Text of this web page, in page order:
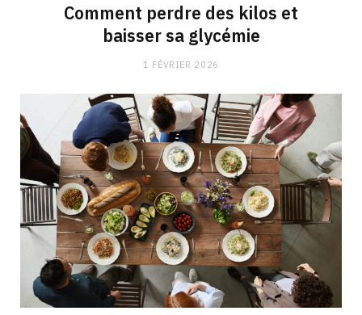
Comment perdre des kilos et
baisser sa glycémie
1 FÉVRIER 2026